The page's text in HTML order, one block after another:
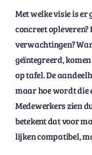
Met welke visie is er
concreet
verwachtingen?
geïntegreerd,
op tafel. De
maar hoe wordt die
Medewerkers zien
betekent dat voor
lijken compatibel,